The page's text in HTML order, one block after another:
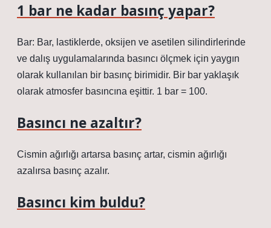
1 bar ne kadar basınç yapar?
Bar: Bar, lastiklerde, oksijen ve asetilen silindirlerinde
ve dalış uygulamalarında basıncı ölçmek için yaygın
olarak kullanılan bir basınç birimidir. Bir bar yaklaşık
olarak atmosfer basıncına eşittir. 1 bar = 100.
Basıncı ne azaltır?
Cismin ağırlığı artarsa ​​basınç artar, cismin ağırlığı
azalırsa basınç azalır.
Basıncı kim buldu?